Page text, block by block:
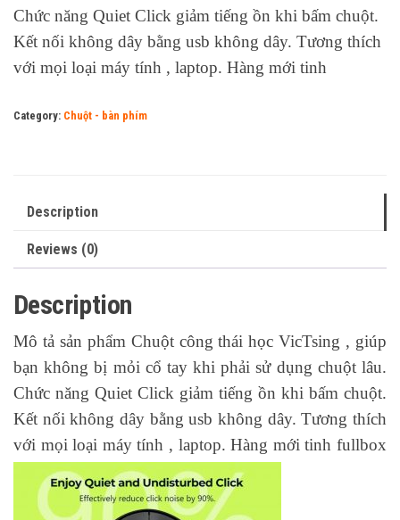
Chức năng Quiet Click giảm tiếng ồn khi bấm chuột.
Kết nối không dây bằng usb không dây. Tương thích
với mọi loại máy tính , laptop. Hàng mới tinh
Category: Chuột - bàn phím
Description
Reviews (0)
Description
Mô tả sản phẩm Chuột công thái học VicTsing , giúp
bạn không bị mỏi cổ tay khi phải sử dụng chuột lâu.
Chức năng Quiet Click giảm tiếng ồn khi bấm chuột.
Kết nối không dây bằng usb không dây. Tương thích
với mọi loại máy tính , laptop. Hàng mới tinh fullbox